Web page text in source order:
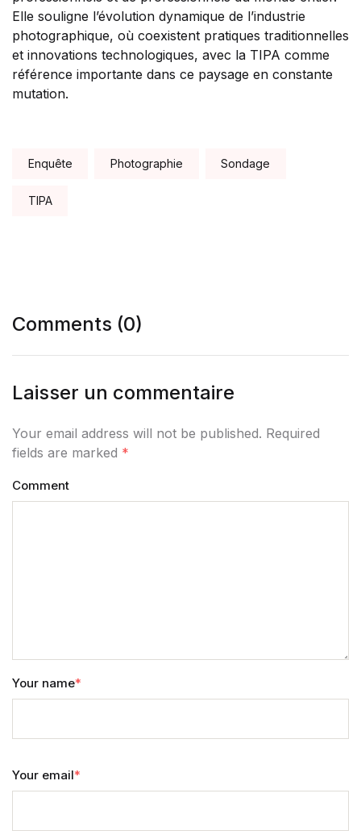
Elle souligne l’évolution dynamique de l’industrie
photographique, où coexistent pratiques traditionnelles
et innovations technologiques, avec la TIPA comme
référence importante dans ce paysage en constante
mutation.
Tags:Enquête Photographie Sondage
TIPA
Comments (0)
Laisser un commentaire
Your email address will not be published. Required
fields are marked *
Comment
Your name*
Your email*